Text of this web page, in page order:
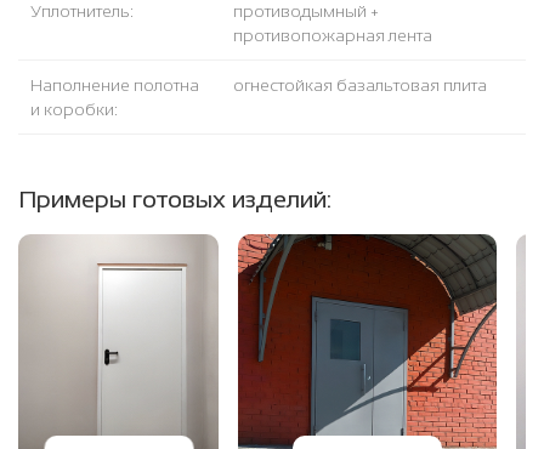
Уплотнитель:
противодымный +
противопожарная лента
Наполнение полотна
и коробки:
огнестойкая базальтовая плита
Примеры готовых изделий: